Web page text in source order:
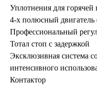
Уплотнения для горячей
4-х полюсный
Профессиональный
Тотал стоп с задержкой
Эксклюзивная система
интенсивного
Контактор